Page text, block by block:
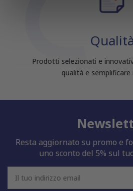
informazioni sul modo in cui
nostri partner che si occupano di
con altre informazioni che hai
Prodotti selezionati e
qualità e semplificare
Resta aggiornato su promo e
uno sconto del 5% sul